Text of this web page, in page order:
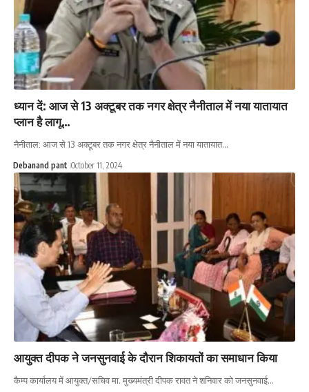
ध्यान दें: आज से 13 अक्टूबर तक नगर क्षेत्र नैनीताल में नया यातायात
प्लान है लागू…
नैनीताल: आज से 13 अक्टूबर तक नगर क्षेत्र नैनीताल में नया यातायात…
Debanand pant October 11, 2024
आयुक्त दीपक ने जनसुनवाई के दौरान शिकायतों का समाधान किया
कैम्प कार्यालय में आयुक्त/सचिव मा. मुख्यमंत्री दीपक रावत ने शनिवार को जनसुनवाई…